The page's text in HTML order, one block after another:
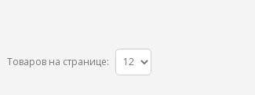
Товаров на странице: